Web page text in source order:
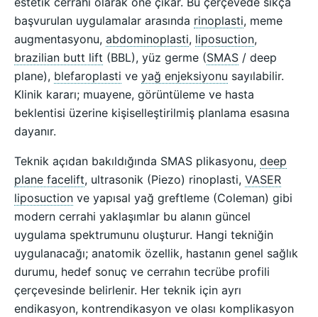
başvurulan uygulamalar arasında rinoplasti, meme
augmentasyonu, abdominoplasti, liposuction,
brazilian butt lift (BBL), yüz germe (SMAS / deep
plane), blefaroplasti ve yağ enjeksiyonu sayılabilir.
Klinik kararı; muayene, görüntüleme ve hasta
beklentisi üzerine kişiselleştirilmiş planlama esasına
dayanır.
Teknik açıdan bakıldığında SMAS plikasyonu, deep
plane facelift, ultrasonik (Piezo) rinoplasti, VASER
liposuction ve yapısal yağ greftleme (Coleman) gibi
modern cerrahi yaklaşımlar bu alanın güncel
uygulama spektrumunu oluşturur. Hangi tekniğin
uygulanacağı; anatomik özellik, hastanın genel sağlık
durumu, hedef sonuç ve cerrahın tecrübe profili
çerçevesinde belirlenir. Her teknik için ayrı
endikasyon, kontrendikasyon ve olası komplikasyon